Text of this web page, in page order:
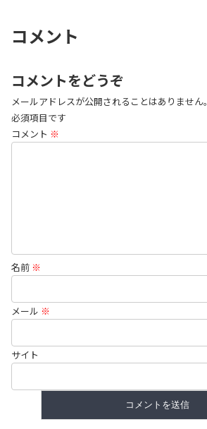
コメント
コメントをどうぞ
メールアドレスが公開されることはありません。
必須項目です
コメント ※
名前 ※
メール ※
サイト